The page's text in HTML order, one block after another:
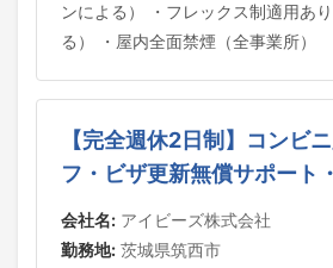
ンによる） ・フレックス制適用あ
る） ・屋内全面禁煙（全事業所）
【完全週休2日制】コンビ
フ・ビザ更新無償サポート
会社名: アイビーズ株式会社
勤務地: 茨城県筑西市